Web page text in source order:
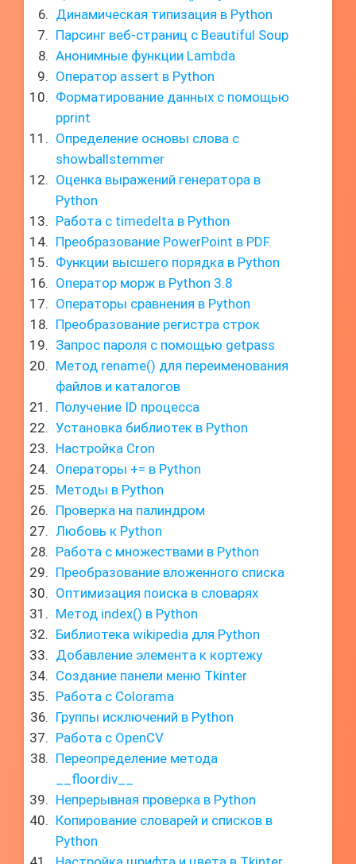
Динамическая типизация в Python
Парсинг веб-страниц с Beautiful Soup
Анонимные функции Lambda
Оператор assert в Python
Форматирование данных с помощью
pprint
Определение основы слова с
showballstemmer
Оценка выражений генератора в
Python
Работа с timedelta в Python
Преобразование PowerPoint в PDF.
Функции высшего порядка в Python
Оператор морж в Python 3.8
Операторы сравнения в Python
Преобразование регистра строк
Запрос пароля с помощью getpass
Метод rename() для переименования
файлов и каталогов
Получение ID процесса
Установка библиотек в Python
Настройка Cron
Операторы += в Python
Методы в Python
Проверка на палиндром
Любовь к Python
Работа с множествами в Python
Преобразование вложенного списка
Оптимизация поиска в словарях
Метод index() в Python
Библиотека wikipedia для Python
Добавление элемента к кортежу
Создание панели меню Tkinter
Работа с Colorama
Группы исключений в Python
Работа с OpenCV
Переопределение метода
__floordiv__
Непрерывная проверка в Python
Копирование словарей и списков в
Python